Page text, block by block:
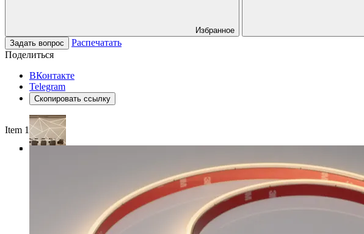
Избранное
Задать вопрос
Распечатать
Поделиться
ВКонтакте
Telegram
Скопировать ссылку
Item 1 of 4